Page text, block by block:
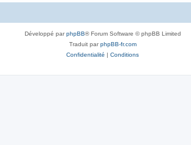
Développé parphpBB® Forum Software © phpBB Limited
Traduit parphpBB-fr.com
Confidentialité | Conditions